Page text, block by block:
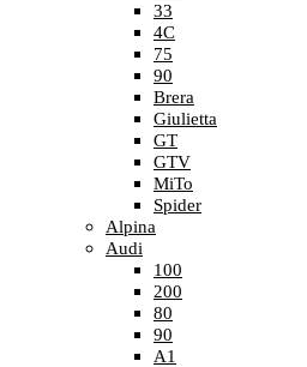
33
4C
75
90
Brera
Giulietta
GT
GTV
MiTo
Spider
Alpina
Audi
100
200
80
90
A1